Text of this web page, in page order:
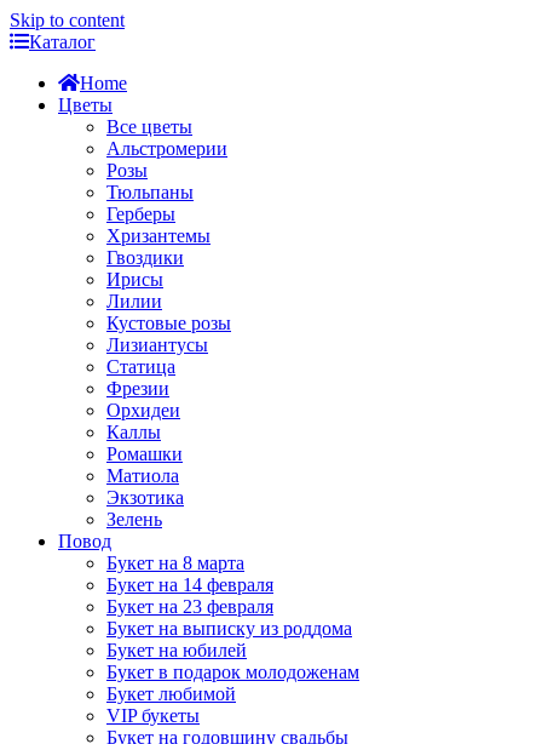
Skip to content
Каталог
Home
Цветы
Все цветы
Альстромерии
Розы
Тюльпаны
Герберы
Хризантемы
Гвоздики
Ирисы
Лилии
Кустовые розы
Лизиантусы
Статица
Фрезии
Орхидеи
Каллы
Ромашки
Матиола
Экзотика
Зелень
Повод
Букет на 8 марта
Букет на 14 февраля
Букет на 23 февраля
Букет на выписку из роддома
Букет на юбилей
Букет в подарок молодоженам
Букет любимой
VIP букеты
Букет на годовщину свадьбы